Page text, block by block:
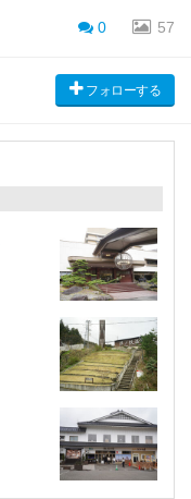
0 57
フォローする